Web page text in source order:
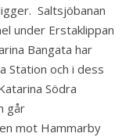
Saltsjöbanan
under Erstaklippan
Bangata har
Station och i dess
Södra
går
mot Hammarby